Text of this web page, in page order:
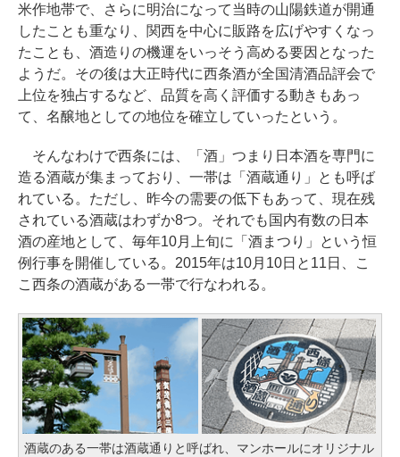
米作地帯で、さらに明治になって当時の山陽鉄道が開通
したことも重なり、関西を中心に販路を広げやすくなっ
たことも、酒造りの機運をいっそう高める要因となった
ようだ。その後は大正時代に西条酒が全国清酒品評会で
上位を独占するなど、品質を高く評価する動きもあっ
て、名醸地としての地位を確立していったという。
そんなわけで西条には、「酒」つまり日本酒を専門に
造る酒蔵が集まっており、一帯は「酒蔵通り」とも呼ば
れている。ただし、昨今の需要の低下もあって、現在残
されている酒蔵はわずか8つ。それでも国内有数の日本
酒の産地として、毎年10月上旬に「酒まつり」という恒
例行事を開催している。2015年は10月10日と11日、こ
こ西条の酒蔵がある一帯で行なわれる。
酒蔵のある一帯は酒蔵通りと呼ばれ、マンホールにオリジナル